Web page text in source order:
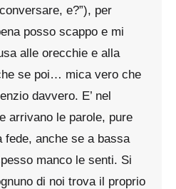
e?”), per
posso scappo e mi
alle orecchie e alla
se poi… mica vero che
davvero. E’ nel
arrivano le parole, pure
fede, anche se a bassa
manco le senti. Si
di noi trova il proprio